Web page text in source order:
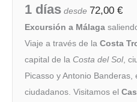
1 días desde 72,00 €
Excursión a Málaga
Viaje a través de la Costa
capital de la Costa del Sol,
Picasso y Antonio
ciudadanos. Visitamos el